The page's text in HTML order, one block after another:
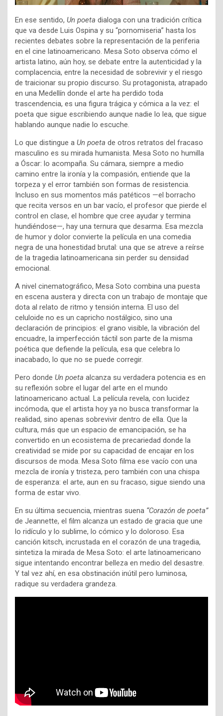
En ese sentido, Un poeta dialoga con una tradición crítica
que va desde Luis Ospina y su “pornomiseria” hasta los
recientes debates sobre la representación de la periferia
en el cine latinoamericano. Mesa Soto observa cómo el
artista latino, aún hoy, se debate entre la autenticidad y la
complacencia, entre la necesidad de sobrevivir y el riesgo
de traicionar su propio discurso. Su protagonista, atrapado
en una Medellín donde el arte ha perdido toda
trascendencia, es una figura trágica y cómica a la vez: el
poeta que sigue escribiendo aunque nadie lo lea, que sigue
hablando aunque nadie lo escuche.
Lo que distingue a Un poeta de otros retratos del fracaso
masculino es su mirada humanista. Mesa Soto no humilla
a Óscar: lo acompaña. Su cámara, siempre a medio
camino entre la ironía y la compasión, entiende que la
torpeza y el error también son formas de resistencia.
Incluso en sus momentos más patéticos —el borracho
que recita versos en un bar vacío, el profesor que pierde el
control en clase, el hombre que cree ayudar y termina
hundiéndose—, hay una ternura que desarma. Esa mezcla
de humor y dolor convierte la película en una comedia
negra de una honestidad brutal: una que se atreve a reírse
de la tragedia latinoamericana sin perder su densidad
emocional.
A nivel cinematográfico, Mesa Soto combina una puesta
en escena austera y directa con un trabajo de montaje que
dota al relato de ritmo y tensión interna. El uso del
celuloide no es un capricho nostálgico, sino una
declaración de principios: el grano visible, la vibración del
encuadre, la imperfección táctil son parte de la misma
poética que defiende la película, esa que celebra lo
inacabado, lo que no se puede corregir.
Pero donde Un poeta alcanza su verdadera potencia es en
su reflexión sobre el lugar del arte en el mundo
latinoamericano actual. La película revela, con lucidez
incómoda, que el artista hoy ya no busca transformar la
realidad, sino apenas sobrevivir dentro de ella. Que la
cultura, más que un espacio de emancipación, se ha
convertido en un ecosistema de precariedad donde la
creatividad se mide por su capacidad de encajar en los
discursos de moda. Mesa Soto filma ese vacío con una
mezcla de ironía y tristeza, pero también con una chispa
de esperanza: el arte, aun en su fracaso, sigue siendo una
forma de estar vivo.
En su última secuencia, mientras suena “Corazón de poeta”
de Jeannette, el film alcanza un estado de gracia que une
lo ridículo y lo sublime, lo cómico y lo doloroso. Esa
canción kitsch, incrustada en el corazón de una tragedia,
sintetiza la mirada de Mesa Soto: el arte latinoamericano
sigue intentando encontrar belleza en medio del desastre.
Y tal vez ahí, en esa obstinación inútil pero luminosa,
radique su verdadera grandeza.